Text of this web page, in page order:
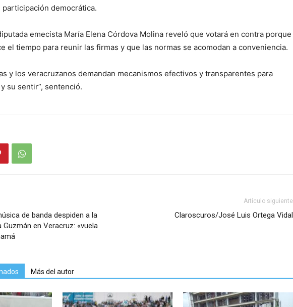
democrática.
emecista María Elena Córdova Molina reveló que votará en contra porque
el tiempo para reunir las firmas y que las normas se acomodan a conveniencia.
y los veracruzanos demandan mecanismos efectivos y transparentes para
su sentir”, sentenció.
de banda despiden a la
Guzmán en Veracruz: «vuela
Artículo siguiente
Claroscuros/José Luis Ortega Vidal
Más del autor